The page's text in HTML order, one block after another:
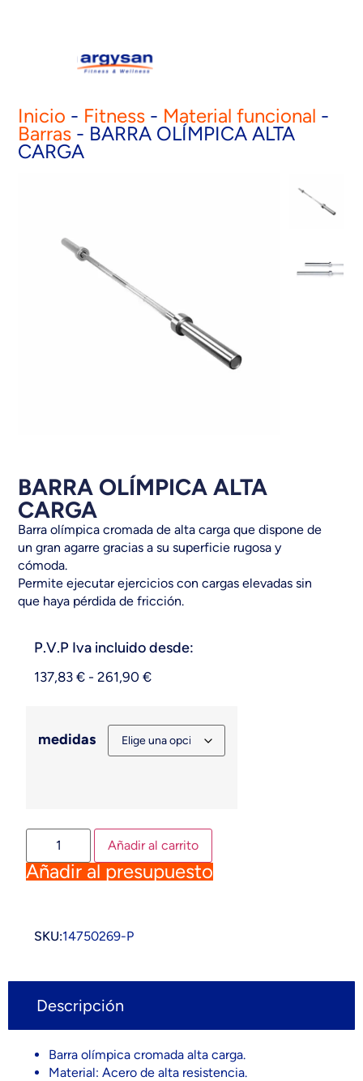
BARRA OLÍMPICA ALTA
CARGA
Barra olímpica cromada de alta carga que dispone de
un gran agarre gracias a su superficie rugosa y
cómoda.
Permite ejecutar ejercicios con cargas elevadas sin
que haya pérdida de fricción.
P.V.P Iva incluido desde:
137,83€ - 261,90€
medidas
Añadir al carrito
Añadir al presupuesto
SKU:14750269-P
Inicio - Fitness - Material funcional -
Barras - BARRA OLÍMPICA ALTA
CARGA
Descripción
Barra olímpica cromada alta carga.
Material: Acero de alta resistencia.